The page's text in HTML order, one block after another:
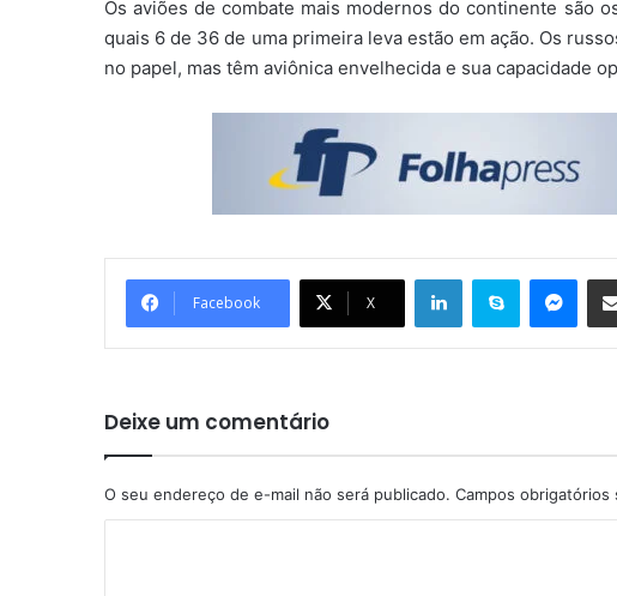
Os aviões de combate mais modernos do continente são
quais 6 de 36 de uma primeira leva estão em ação. Os
no papel, mas têm aviônica envelhecida e sua capacidade
Facebook X
Deixe um comentário
O seu endereço de e-mail não será publicado. Campos obrigatórios